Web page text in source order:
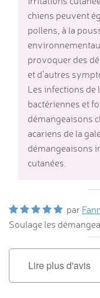
chiens peuvent
pollens, à la
provoquer des
et d'autres
Les infections de
bactériennes et
démangeaisons
acariens de la
démangeaisons
cutanées.
par
Soulage les
Lire plus d'avis